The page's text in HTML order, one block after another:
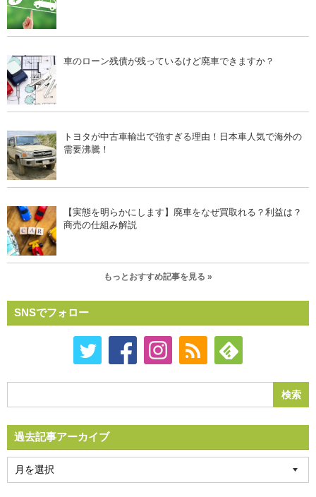
車のローン残債が残っているけど廃車できますか？
トヨタが中古車輸出で強すぎる理由！日本車人気で海外の
需要沸騰！
【実態を明らかにします】廃車をなぜ買取れる？利益は？
商売の仕組み解説
もっとおすすめ記事を見る »
SNSでフォロー
過去記事アーカイブ